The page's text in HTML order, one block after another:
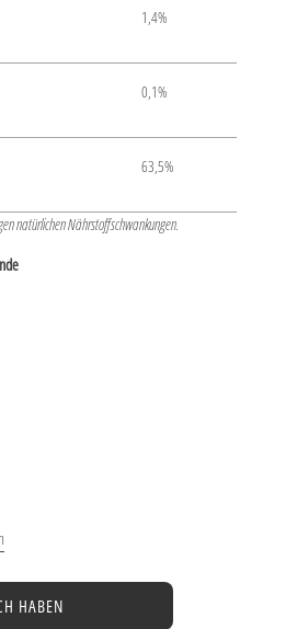
1,4%
0,1%
63,5%
natürlichen Nährstoffschwankungen.
HABEN